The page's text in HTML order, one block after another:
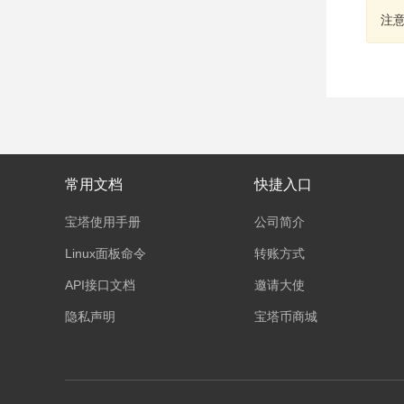
注
常用文档
宝塔使用手册
Linux面板命令
API接口文档
隐私声明
快捷入口
公司简介
转账方式
邀请大使
宝塔币商城